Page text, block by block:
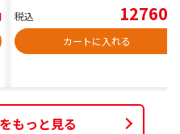
税込 12760
カートに入れる
もっと見る